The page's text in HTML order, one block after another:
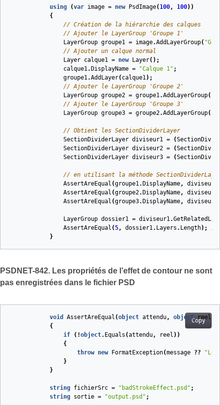
using (var image = new PsdImage( 100, 100))
{
// Création de la hiérarchie des calques
// Ajouter le LayerGroup 'Groupe 1'
LayerGroup groupe1 = image.AddLayerGroup(
// Ajouter un calque normal
Layer calque1 = new Layer();
calque1. DisplayName = "Calque 1" ;
groupe1.AddLayer( calque1);
// Ajouter le LayerGroup 'Groupe 2'
LayerGroup groupe2 = groupe1.AddLayerGroup(
// Ajouter le LayerGroup 'Groupe 3'
LayerGroup groupe3 = groupe2.AddLayerGroup(
// Obtient les SectionDividerLayer
SectionDividerLayer diviseur1 = (
SectionDividerLayer diviseur2 = (
SectionDividerLayer diviseur3 = (
// en utilisant la méthode
AssertAreEqual (groupe1. DisplayName, diviseur1
AssertAreEqual (groupe2. DisplayName, diviseur2
AssertAreEqual (groupe3. DisplayName, diviseur3
LayerGroup dossier1 = diviseur1.
AssertAreEqual (5, dossier1. Layers . Length);
//
}
PSDNET-842. Les propriétés de l’effet de contour ne sont
pas enregistrées dans le fichier PSD
Copy
void AssertAreEqual (object attendu, object reel
{
if
(!object. Equals (attendu, reel ))
{
throw new FormatException(message ??
}
}
string fichierSrc = "badStrokeEffect.psd" ;
string sortie = "output.psd" ;